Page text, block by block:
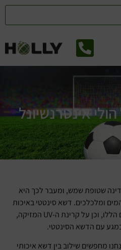
אינטרנשיונל
שטופת שמש, ומעבר לכך היא
ומלכלכים. דשא סינטטי באיכות
ירודה שומר על הגורמים המזהמים הללו, וכן על קרינת ה-UV המזיקה,
במגע עם הדשא הסינטטי.
מחפשים שילוב בין דשא איכותי